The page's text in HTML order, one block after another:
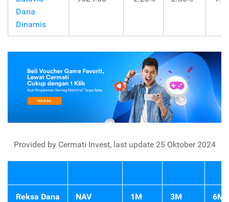
Dana
Dinamis
Provided by Cermati Invest, last update 25 Oktober 2024
Reksa Dana
NAV 1M 3M 6M